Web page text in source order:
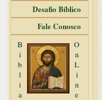
Desafio Bíblico
Fale Conosco
B
í
b
l
i
a
O
n
L
i
n
e